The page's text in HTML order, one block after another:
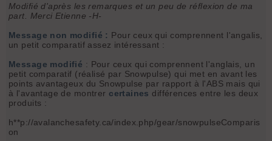
Modifié d'après les remarques et un peu de réflexion de ma
part. Merci Etienne -H-
Message non modifié : Pour ceux qui comprennent l'angalis,
un petit comparatif assez intéressant :
Message modifié : Pour ceux qui comprennent l'anglais, un
petit comparatif (réalisé par Snowpulse) qui met en avant les
points avantageux du Snowpulse par rapport à l'ABS mais qui
à l'avantage de montrer certaines différences entre les deux
produits :
h**p://avalanchesafety.ca/index.php/gear/snowpulseComparis
on